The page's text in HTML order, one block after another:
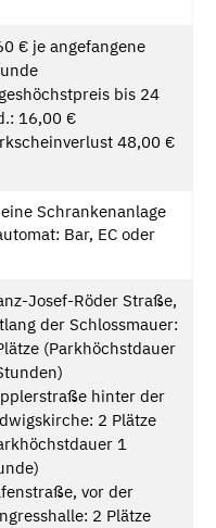
€ je angefangene
bis 24
16,00 €
48,00 €
Schrankenanlage
Bar, EC oder
Josef-Röder Straße,
der Schlossmauer:
(Parkhöchstdauer
hinter der
2 Plätze
1
vor der
2 Plätze